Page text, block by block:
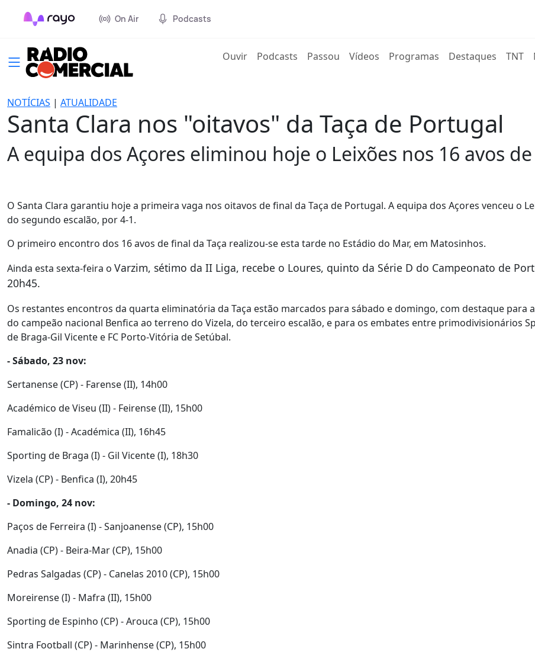
On Air Podcasts
Ouvir(current)
Podcasts Passou Vídeos Programas Destaques TNT
NOTÍCIAS | ATUALIDADE
Santa Clara nos "oitavos" da Taça de Portugal
A equipa dos Açores eliminou hoje o Leixões nos 16 avos
O Santa Clara garantiu hoje a primeira vaga nos oitavos de final da Taça de Portugal. A equipa dos Açores venceu o
do segundo escalão, por 4-1.
O primeiro encontro dos 16 avos de final da Taça realizou-se esta tarde no Estádio do Mar, em Matosinhos.
Ainda esta sexta-feira o Varzim, sétimo da II Liga, recebe o Loures, quinto da Série D do Campeonato de
20h45.
Os restantes encontros da quarta eliminatória da Taça estão marcados para sábado e domingo, com destaque para
do campeão nacional Benfica ao terreno do Vizela, do terceiro escalão, e para os embates entre primodivisionários
de Braga-Gil Vicente e FC Porto-Vitória de Setúbal.
- Sábado, 23 nov:
Sertanense (CP) - Farense (II), 14h00
Académico de Viseu (II) - Feirense (II), 15h00
Famalicão (I) - Académica (II), 16h45
Sporting de Braga (I) - Gil Vicente (I), 18h30
Vizela (CP) - Benfica (I), 20h45
- Domingo, 24 nov:
Paços de Ferreira (I) - Sanjoanense (CP), 15h00
Anadia (CP) - Beira-Mar (CP), 15h00
Pedras Salgadas (CP) - Canelas 2010 (CP), 15h00
Moreirense (I) - Mafra (II), 15h00
Sporting de Espinho (CP) - Arouca (CP), 15h00
Sintra Football (CP) - Marinhense (CP), 15h00